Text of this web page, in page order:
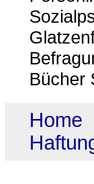
Bücher
Home